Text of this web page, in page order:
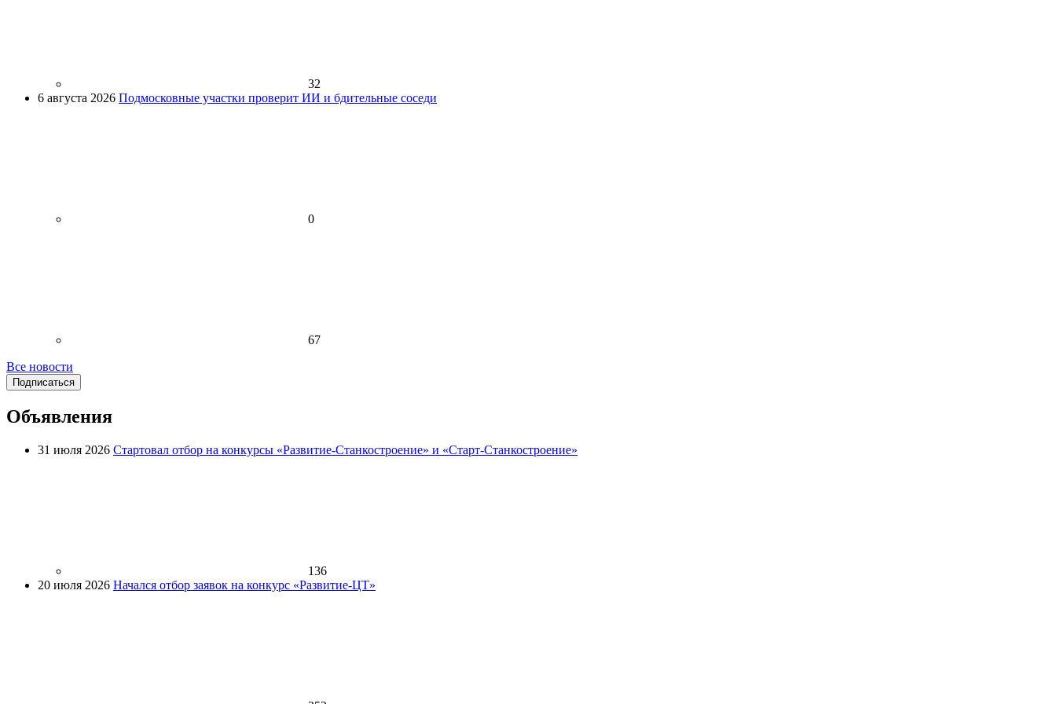
32
6 августа 2026 Подмосковные участки проверит ИИ и бдительные соседи
0
67
Все новости
Подписаться
Объявления
31 июля 2026 Стартовал отбор на конкурсы «Развитие-Станкостроение» и «Старт-Станкостроение»
136
20 июля 2026 Начался отбор заявок на конкурс «Развитие-ЦТ»